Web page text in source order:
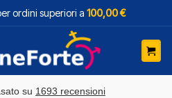
ordini superiori a 100,00 €
su 1693 recensioni